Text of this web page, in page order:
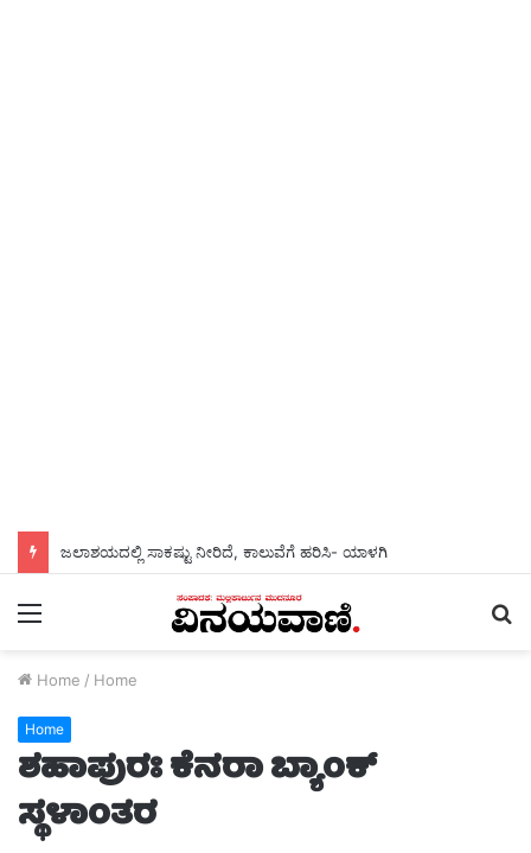
ಜಲಾಶಯದಲ್ಲಿ ಸಾಕಷ್ಟು ನೀರಿದೆ, ಕಾಲುವೆಗೆ ಹರಿಸಿ- ಯಾಳಗಿ
Menu
Home / Home
Home
ಶಹಾಪುರಃ ಕೆನರಾ ಬ್ಯಾಂಕ್
ಸ್ಥಳಾಂತರ